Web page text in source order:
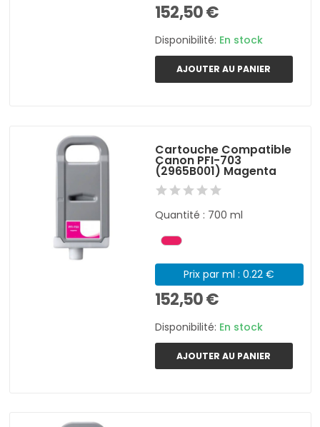
152,50 €
Disponibilité: En stock
AJOUTER AU PANIER
Cartouche Compatible
Canon PFI-703
(2965B001) Magenta
Quantité : 700 ml
Prix par ml : 0.22 €
152,50 €
Disponibilité: En stock
AJOUTER AU PANIER